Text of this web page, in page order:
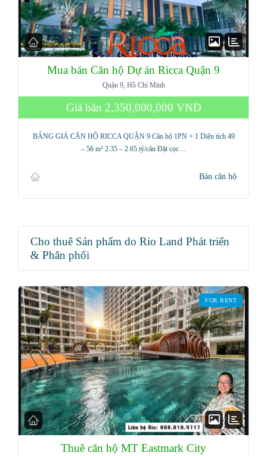
Mua bán Căn hộ Dự án Ricca Quận 9
Quận 9, Hồ Chí Minh
Giá bán 2,350,000,000 VNĐ
BẢNG GIÁ CĂN HỘ RICCA QUẬN 9 Căn hộ 1PN + 1 Diện tích 49
– 56 m² 2.35 – 2.65 tỷ/căn Đặt cọc…
Bán căn hộ
Cho thuê Sản phẩm do Rio Land Phát triển
& Phân phối
FOR RENT
Thuê căn hộ MT Eastmark City